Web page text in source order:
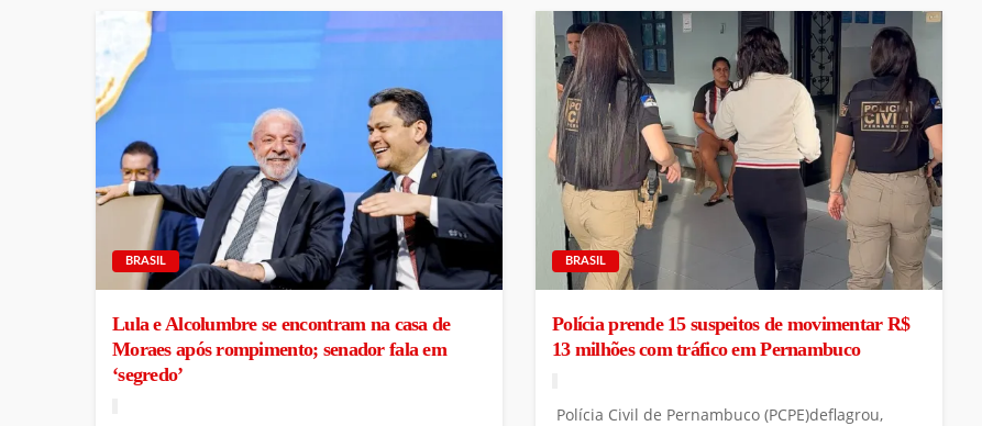
BRASIL
Lula e Alcolumbre se encontram na casa de
Moraes após rompimento; senador fala em
‘segredo’
BRASIL
Polícia prende 15 suspeitos de movimentar R$
13 milhões com tráfico em Pernambuco
Polícia Civil de Pernambuco (PCPE)deflagrou,